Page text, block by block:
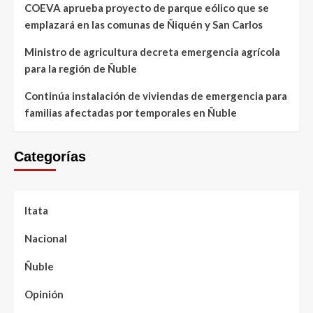
COEVA aprueba proyecto de parque eólico que se
emplazará en las comunas de Ñiquén y San Carlos
Ministro de agricultura decreta emergencia agrícola
para la región de Ñuble
Continúa instalación de viviendas de emergencia para
familias afectadas por temporales en Ñuble
Categorías
Itata
Nacional
Ñuble
Opinión